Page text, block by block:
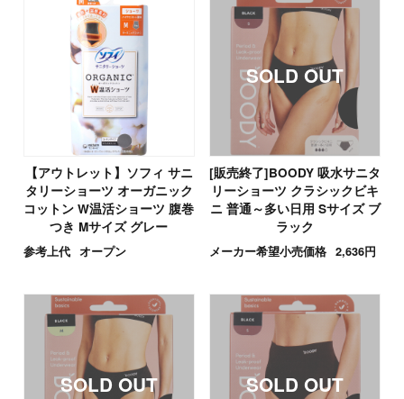
【アウトレット】ソフィ サニ
タリーショーツ オーガニック
コットン W温活ショーツ 腹巻
つき Mサイズ グレー
参考上代 オープン
[販売終了]BOODY 吸水サニタ
リーショーツ クラシックビキ
ニ 普通～多い日用 Sサイズ ブ
ラック
メーカー希望小売価格 2,636円